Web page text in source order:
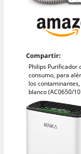
Compartir:
Philips Purificador
consumo, para
los
blanco (AC0650/